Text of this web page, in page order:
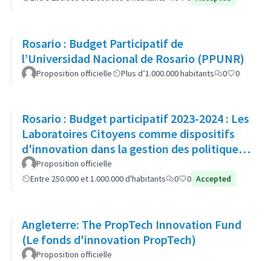
Rosario : Budget Participatif de
l’Universidad Nacional de Rosario (PPUNR)
Proposition officielle Plus d’1.000.000 habitants 0 0
Rosario : Budget participatif 2023-2024 : Les
Laboratoires Citoyens comme dispositifs
d'innovation dans la gestion des politiques
publiques
Proposition officielle
Entre 250.000 et 1.000.000 d'habitants
0 0 Accepted
Angleterre: The PropTech Innovation Fund
(Le fonds d'innovation PropTech)
Proposition officielle